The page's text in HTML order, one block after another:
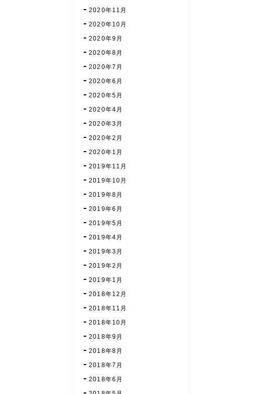
2020年11月
2020年10月
2020年9月
2020年8月
2020年7月
2020年6月
2020年5月
2020年4月
2020年3月
2020年2月
2020年1月
2019年11月
2019年10月
2019年8月
2019年6月
2019年5月
2019年4月
2019年3月
2019年2月
2019年1月
2018年12月
2018年11月
2018年10月
2018年9月
2018年8月
2018年7月
2018年6月